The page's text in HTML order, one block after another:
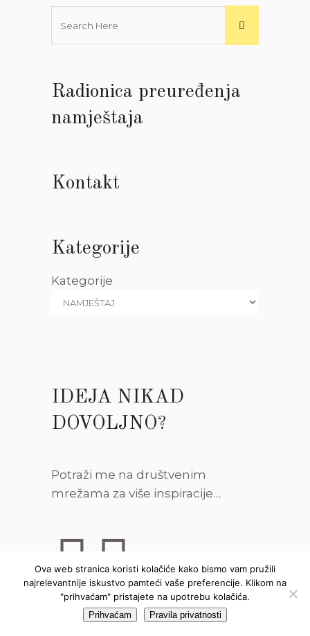
Radionica preuređenja
namještaja
Kontakt
Kategorije
Kategorije
IDEJA NIKAD
DOVOLJNO?
Potraži me na društvenim
mrežama za više inspiracije…
COPYRIGHT© 2018 · MAKEOVER ADDICT
Ova web stranica koristi kolačiće kako bismo vam pružili
najrelevantnije iskustvo pamteći vaše preferencije. Klikom na
"prihvaćam" pristajete na upotrebu kolačića.
Prihvaćam Pravila privatnosti